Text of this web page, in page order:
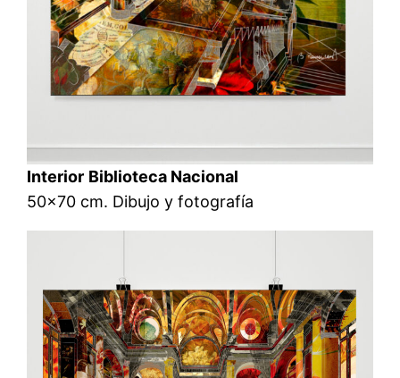
Interior Biblioteca Nacional
50×70 cm. Dibujo y fotografía